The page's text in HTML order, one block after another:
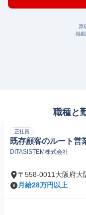
原
掲載
職種と
正社員
既存顧客のルート営
DITASISTEM株式会社
〒558-0011大阪府大
月給28万円以上